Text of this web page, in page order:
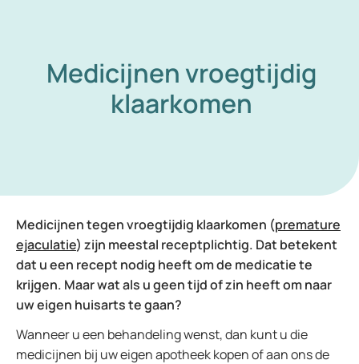
Medicijnen vroegtijdig
klaarkomen
Medicijnen tegen vroegtijdig klaarkomen (premature
ejaculatie) zijn meestal receptplichtig. Dat betekent
dat u een recept nodig heeft om de medicatie te
krijgen. Maar wat als u geen tijd of zin heeft om naar
uw eigen huisarts te gaan?
Wanneer u een behandeling wenst, dan kunt u die
medicijnen bij uw eigen apotheek kopen of aan ons de